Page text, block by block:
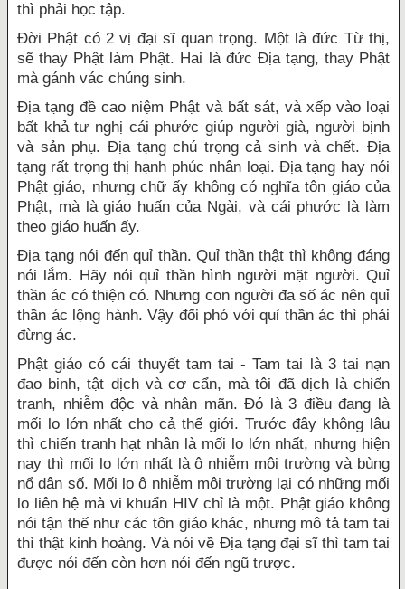
thì phải học tập.
Đời Phật có 2 vị đại sĩ quan trọng. Một là đức Từ thị,
sẽ thay Phật làm Phật. Hai là đức Địa tạng, thay Phật
mà gánh vác chúng sinh.
Địa tạng đề cao niệm Phật và bất sát, và xếp vào loại
bất khả tư nghị cái phước giúp người già, người bịnh
và sản phụ. Địa tạng chú trọng cả sinh và chết. Địa
tạng rất trọng thị hạnh phúc nhân loại. Địa tạng hay nói
Phật giáo, nhưng chữ ấy không có nghĩa tôn giáo của
Phật, mà là giáo huấn của Ngài, và cái phước là làm
theo giáo huấn ấy.
Địa tạng nói đến quỉ thần. Quỉ thần thật thì không đáng
nói lắm. Hãy nói quỉ thần hình người mặt người. Quỉ
thần ác có thiện có. Nhưng con người đa số ác nên quỉ
thần ác lộng hành. Vậy đối phó với quỉ thần ác thì phải
đừng ác.
Phật giáo có cái thuyết tam tai - Tam tai là 3 tai nạn
đao binh, tật dịch và cơ cẩn, mà tôi đã dịch là chiến
tranh, nhiễm độc và nhân mãn. Đó là 3 điều đang là
mối lo lớn nhất cho cả thế giới. Trước đây không lâu
thì chiến tranh hạt nhân là mối lo lớn nhất, nhưng hiện
nay thì mối lo lớn nhất là ô nhiễm môi trường và bùng
nổ dân số. Mối lo ô nhiễm môi trường lại có những mối
lo liên hệ mà vi khuẩn HIV chỉ là một. Phật giáo không
nói tận thế như các tôn giáo khác, nhưng mô tả tam tai
thì thật kinh hoàng. Và nói về Địa tạng đại sĩ thì tam tai
được nói đến còn hơn nói đến ngũ trược.